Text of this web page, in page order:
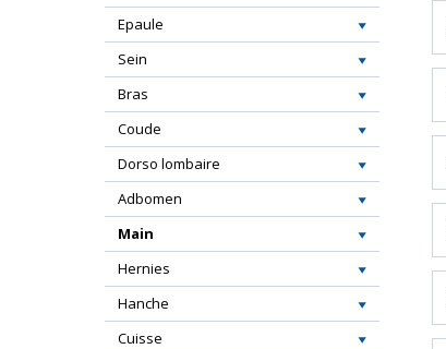
Epaule
Sein
Bras
Coude
Dorso lombaire
Adbomen
Main
Hernies
Hanche
Cuisse